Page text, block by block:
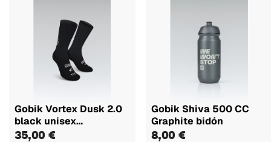
Gobik Vortex Dusk 2.0
black unisex
calcetines
35,00 €
Gobik Shiva 500 CC
Graphite bidón
8,00 €